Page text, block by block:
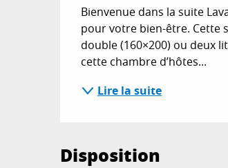
Bienvenue dans la suite
pour votre bien-être. Cette
double (160×200) ou deux
cette chambre d’hôtes...
Lire la suite
Disposition